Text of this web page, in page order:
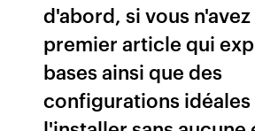
d'abord, si vous n'avez
premier article qui
bases ainsi que des
configurations